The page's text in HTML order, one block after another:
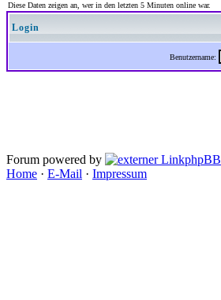
Diese Daten zeigen an, wer in den letzten 5 Minuten online war.
Login
Benutzername:
Forum powered by phpBB
Home · E-Mail · Impressum